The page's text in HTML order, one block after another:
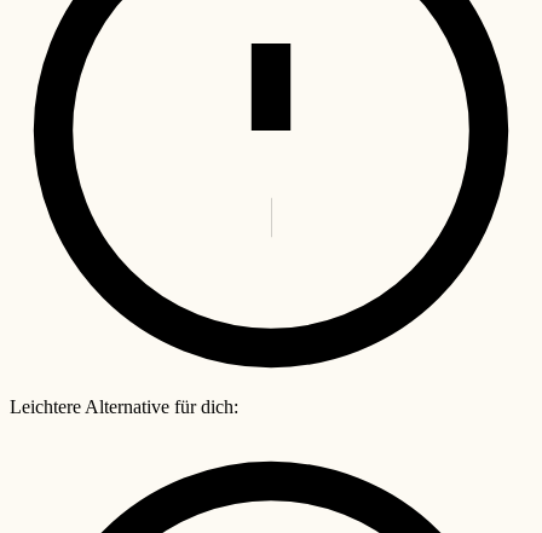
Leichtere Alternative für dich: